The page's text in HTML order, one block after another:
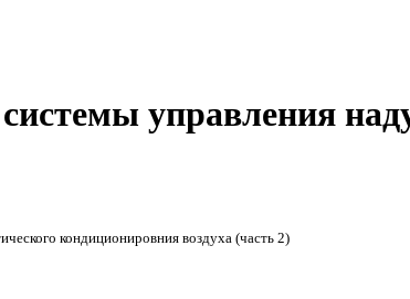
управления
кондиционировния воздуха (часть 2)